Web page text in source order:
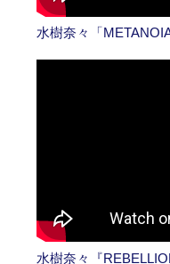
水樹奈々「
水樹奈々『